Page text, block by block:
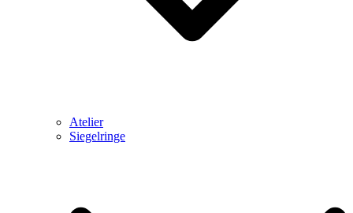
Atelier
Siegelringe